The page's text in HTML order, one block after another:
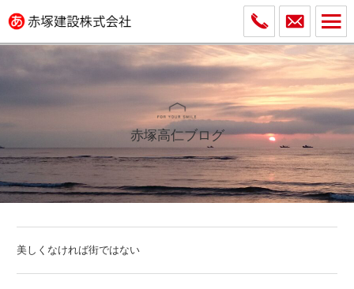
赤塚高仁ブログ
美しくなければ街ではない